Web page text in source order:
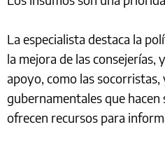
La especialista destaca la
la mejora de las consejerías,
apoyo, como las socorristas,
gubernamentales que hacen
ofrecen recursos para